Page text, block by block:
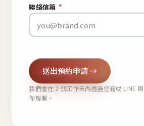
聯絡信箱 *
送出預約申請 →
我們會在 2 個工作天內透過信箱或 LINE 與
你聯繫。